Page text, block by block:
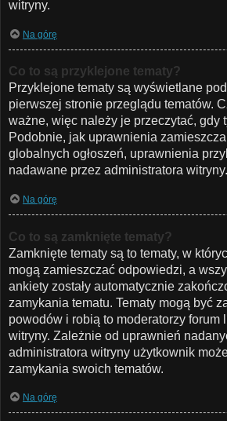
witryny.
Na górę
Co to są przyklejone tematy?
Przyklejone tematy są wyświetlane
pierwszej stronie przeglądu tematów.
ważne, więc należy je przeczytać, gdy
Podobnie, jak uprawnienia
globalnych ogłoszeń, uprawnienia
nadawane przez administratora witryny.
Na górę
Co to są zamknięte tematy?
Zamknięte tematy są to tematy, w
mogą zamieszczać odpowiedzi, a
ankiety zostały automatycznie
zamykania tematu. Tematy mogą być
powodów i robią to moderatorzy forum
witryny. Zależnie od uprawnień
administratora witryny użytkownik
zamykania swoich tematów.
Na górę